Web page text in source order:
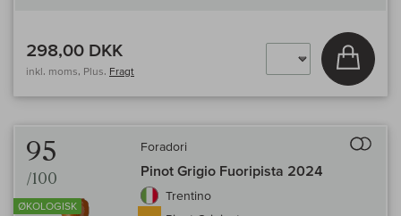
298,00 DKK
inkl. moms, Plus. Fragt
Læg i
95
/100
ØKOLOGISK
Foradori
Pinot Grigio Fuoripista 2024
Trentino